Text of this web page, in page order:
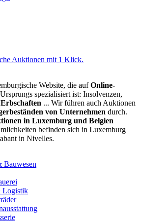
Website, die aufOnline-
spezialisiert ist: Insolvenzen,
... Wir führen auch Auktionen
von Unternehmen durch.
in Luxemburg und Belgien
befinden sich in Luxemburg
in Nivelles.
Bauwesen
Logistik